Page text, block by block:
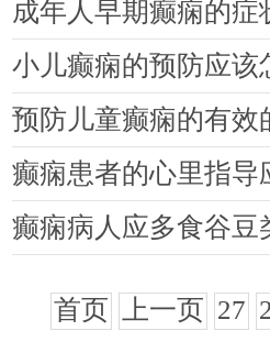
成年人早期癫痫的症
小儿癫痫的预防应该
预防儿童癫痫的有效
癫痫患者的心里指导
癫痫病人应多食谷豆
首页 上一页 27